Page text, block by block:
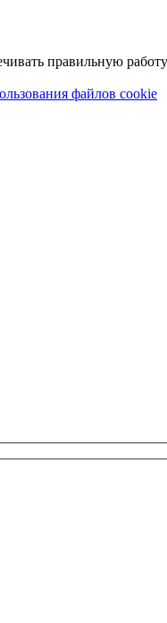
правильную
файлов cookie